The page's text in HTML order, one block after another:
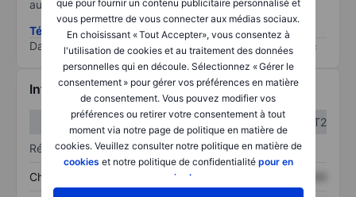
que pour fournir un contenu publicitaire personnalisé et
vous permettre de vous connecter aux médias sociaux.
En choisissant « Tout Accepter», vous consentez à
l'utilisation de cookies et au traitement des données
personnelles qui en découle. Sélectionnez « Gérer le
consentement » pour gérer vos préférences en matière
de consentement. Vous pouvez modifier vos
préférences ou retirer votre consentement à tout
moment via notre page de politique en matière de
cookies. Veuillez consulter notre politique en matière de
cookies et notre politique de confidentialité pour en
savoir plus
au risque le plus élevé).
Télécharger la méthodologie ESG (en anglais)
Data provided by
/
Informations financières
T1
T2
Résultats
Chiffre d’affaires XXXXXXX